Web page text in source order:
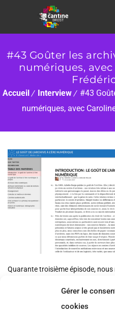
Gérer le
cookies
#43 Goûter les
numériques,
Accueil Interview
#43
numériques, avec
Quarante troisième épisode, nous
Assistant Professor au C2DH de